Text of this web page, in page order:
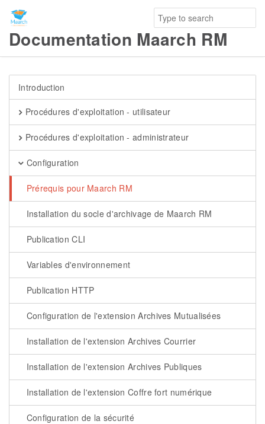
Documentation Maarch RM
Introduction
Procédures d'exploitation - utilisateur
Procédures d'exploitation - administrateur
Configuration
Prérequis pour Maarch RM
Installation du socle d'archivage de Maarch RM
Publication CLI
Variables d'environnement
Publication HTTP
Configuration de l'extension Archives Mutualisées
Installation de l'extension Archives Courrier
Installation de l'extension Archives Publiques
Installation de l'extension Coffre fort numérique
Configuration de la sécurité